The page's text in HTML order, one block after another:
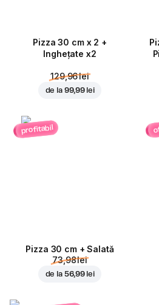
Pizza 30 cm x 2 +
Inghețate x2
129,96 lei
de la 99,99 lei
profitabil
Pizza 30 cm + Salată
73,98 lei
de la 56,99 lei